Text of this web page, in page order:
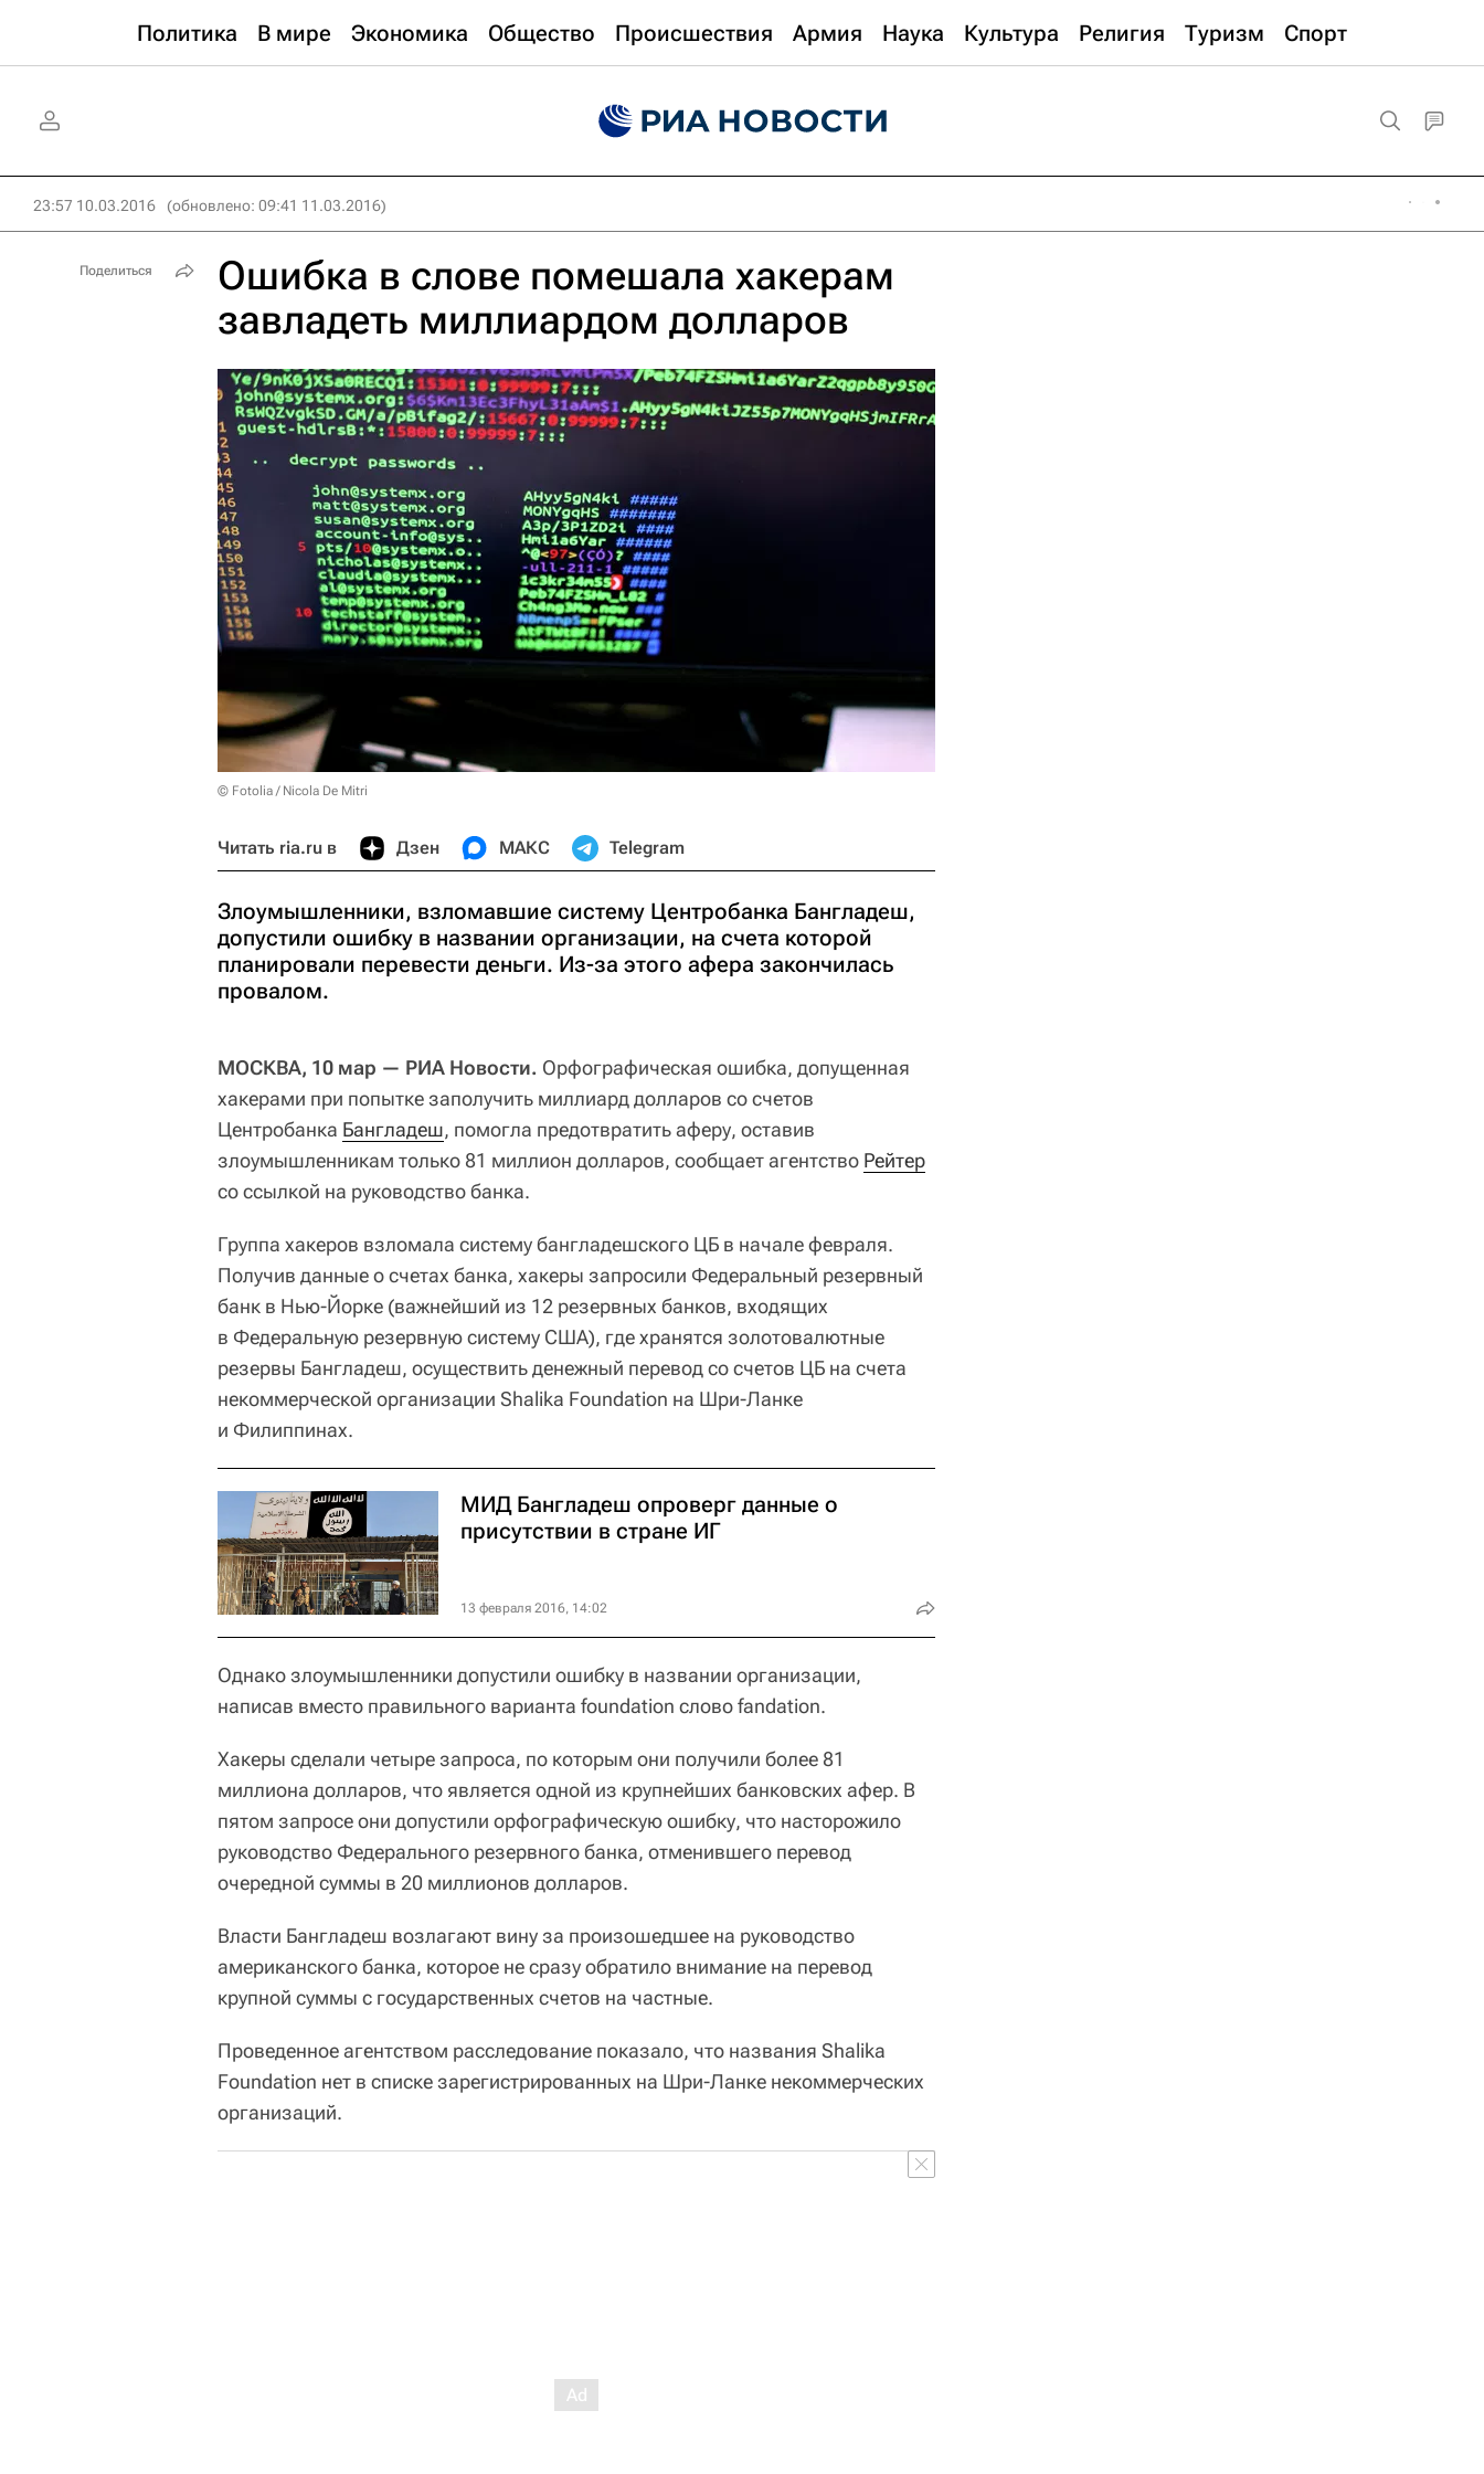
Политика В мире Экономика Общество Происшествия Армия Наука Культура Религия Туризм Спорт
23:57 10.03.2016 (обновлено: 09:41 11.03.2016)
Ошибка в слове помешала хакерам
завладеть миллиардом долларов
© Fotolia / Nicola De Mitri
Читать ria.ru в Дзен МАКС Telegram
Злоумышленники, взломавшие систему Центробанка Бангладеш,
допустили ошибку в названии организации, на счета которой
планировали перевести деньги. Из-за этого афера закончилась
провалом.
МОСКВА, 10 мар — РИА Новости. Орфографическая ошибка, допущенная
хакерами при попытке заполучить миллиард долларов со счетов
Центробанка Бангладеш, помогла предотвратить аферу, оставив
злоумышленникам только 81 миллион долларов, сообщает агентство Рейтер
со ссылкой на руководство банка.
Группа хакеров взломала систему бангладешского ЦБ в начале февраля.
Получив данные о счетах банка, хакеры запросили Федеральный резервный
банк в Нью-Йорке (важнейший из 12 резервных банков, входящих
в Федеральную резервную систему США), где хранятся золотовалютные
резервы Бангладеш, осуществить денежный перевод со счетов ЦБ на счета
некоммерческой организации Shalika Foundation на Шри-Ланке
и Филиппинах.
МИД Бангладеш опроверг данные о
присутствии в стране ИГ
13 февраля 2016, 14:02
Однако злоумышленники допустили ошибку в названии организации,
написав вместо правильного варианта foundation слово fandation.
Хакеры сделали четыре запроса, по которым они получили более 81
миллиона долларов, что является одной из крупнейших банковских афер. В
пятом запросе они допустили орфографическую ошибку, что насторожило
руководство Федерального резервного банка, отменившего перевод
очередной суммы в 20 миллионов долларов.
Власти Бангладеш возлагают вину за произошедшее на руководство
американского банка, которое не сразу обратило внимание на перевод
крупной суммы с государственных счетов на частные.
Проведенное агентством расследование показало, что названия Shalika
Foundation нет в списке зарегистрированных на Шри-Ланке некоммерческих
организаций.
Поделиться